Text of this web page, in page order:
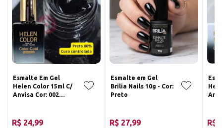
Esmalte Em Gel
Helen Color 15ml C/
Anvisa Cor: 002
R$ 24,99
Esmalte em Gel
Brilia Nails 10g - Cor:
Preto
R$ 27,99 R$